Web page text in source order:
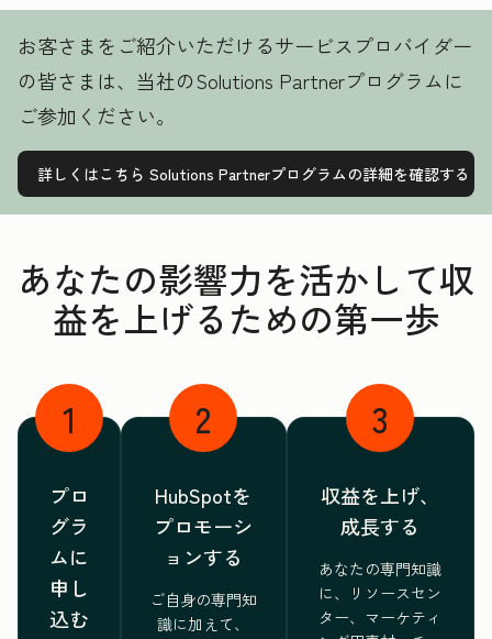
お客さまをご紹介いただけるサービスプロバイダー
の皆さまは、当社のSolutions Partnerプログラムに
ご参加ください。
詳しくはこちら Solutions Partnerプログラムの詳細を確認する
あなたの影響力を活かして収
益を上げるための第一歩
1
プロ
グラ
ムに
申し
込む
2
HubSpotを
プロモーシ
ョンする
ご自身の専門知
識に加えて、
3
収益を上げ、
成長する
あなたの専門知識
に、リソースセン
ター、マーケティ